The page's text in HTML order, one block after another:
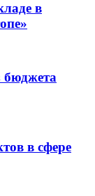
в
бюджета
в сфере